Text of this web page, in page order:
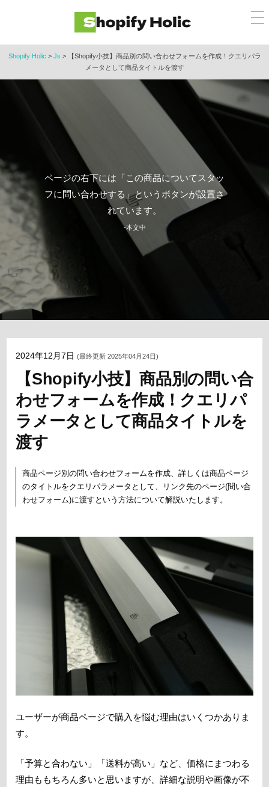
メ
ニ
ー
Shopify Holic > Js >
【Shopify小技】商品別の問い合わせフォームを作成！クエリパラ
メータとして商品タイトルを渡す
ページの右下には「この商品についてスタッ
フに問い合わせする」というボタンが設置さ
れています。
-本文中
2024年12月7日 (最終更新 2025年04月24日)
【Shopify小技】商品別の問い合
わせフォームを作成！クエリパ
ラメータとして商品タイトルを
渡す
商品ページ別の問い合わせフォームを作成、詳しくは商品ページ
のタイトルをクエリパラメータとして、リンク先のページ(問い合
わせフォーム)に渡すという方法について解説いたします。
ユーザーが商品ページで購入を悩む理由はいくつかありま
す。
「予算と合わない」「送料が高い」など、価格にまつわる
理由ももちろん多いと思いますが、詳細な説明や画像が不